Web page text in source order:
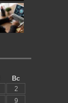
Вс
2
9